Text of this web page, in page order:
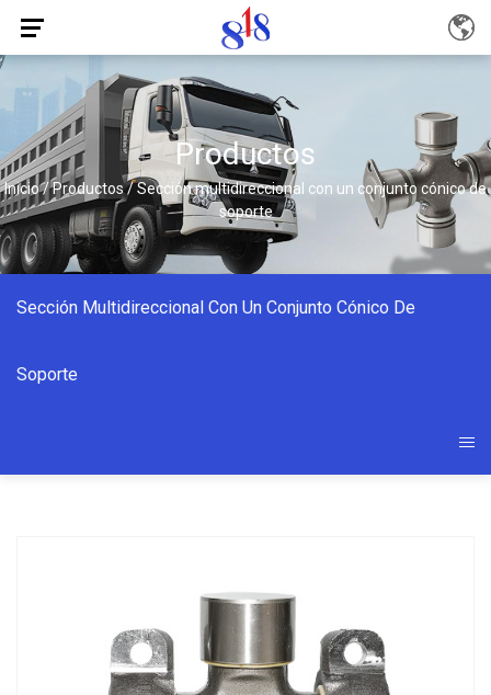
Productos
Inicio/Productos/Sección multidireccional con un conjunto cónico de
soporte
Sección Multidireccional Con Un Conjunto Cónico De
Soporte